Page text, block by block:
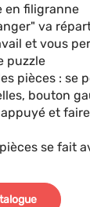
en filigranne
va
et vous
puzzle
pièces : se
bouton
et
se fait